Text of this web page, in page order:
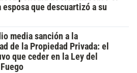
esposa que descuartizó a su
media sanción a la
de la Propiedad Privada: el
que ceder en la Ley del